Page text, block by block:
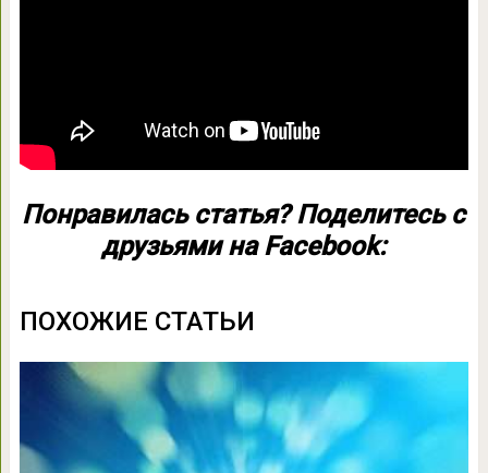
Понравилась статья? Поделитесь с
друзьями на Facebook:
ПОХОЖИЕ СТАТЬИ